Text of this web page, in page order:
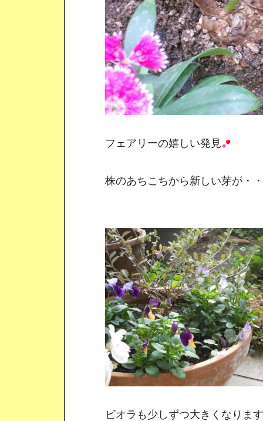
フェアリーの嬉しい発見
株のあちこちから新しい芽が・
ビオラも少しずつ大きくなりま